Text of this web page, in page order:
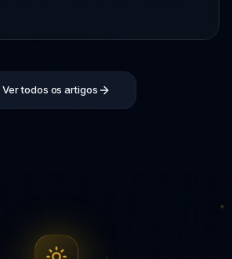
Ver todos os artigos